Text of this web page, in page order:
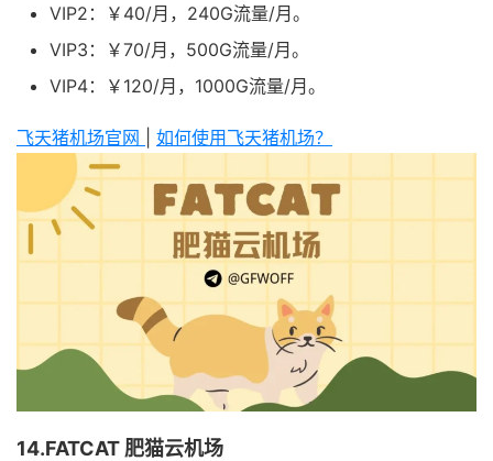
VIP2：￥40/月，240G流量/月。
VIP3：￥70/月，500G流量/月。
VIP4：￥120/月，1000G流量/月。
飞天猪机场官网 如何使用飞天猪机场？
14.FATCAT 肥猫云机场